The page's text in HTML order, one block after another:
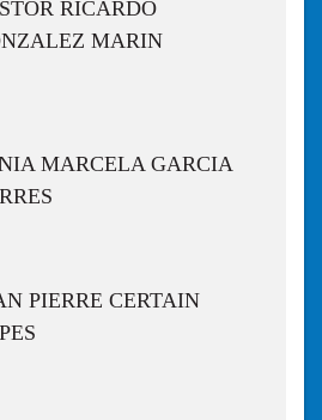
RICARDO
MARIN
MARCELA GARCIA
PIERRE CERTAIN